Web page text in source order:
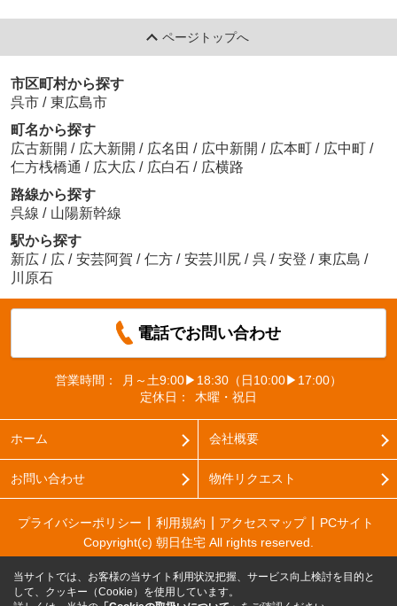
ページトップへ
市区町村から探す
呉市 / 東広島市
町名から探す
広古新開 / 広大新開 / 広名田 / 広中新開 / 広本町 / 広中町 /
仁方桟橋通 / 広大広 / 広白石 / 広横路
路線から探す
呉線 / 山陽新幹線
駅から探す
新広 / 広 / 安芸阿賀 / 仁方 / 安芸川尻 / 呉 / 安登 / 東広島 /
川原石
電話でお問い合わせ
営業時間：
月～土9:00▶18:30（日10:00▶17:00）
定休日：
木曜・祝日
ホーム 会社概要
お問い合わせ 物件リクエスト
プライバシーポリシー 利用規約 アクセスマップ
PCサイト
Copyright(c) 朝日住宅 All rights reserved.
当サイトでは、お客様の当サイト利用状況把握、サービス向上検討を目的と
して、クッキー（Cookie）を使用しています。